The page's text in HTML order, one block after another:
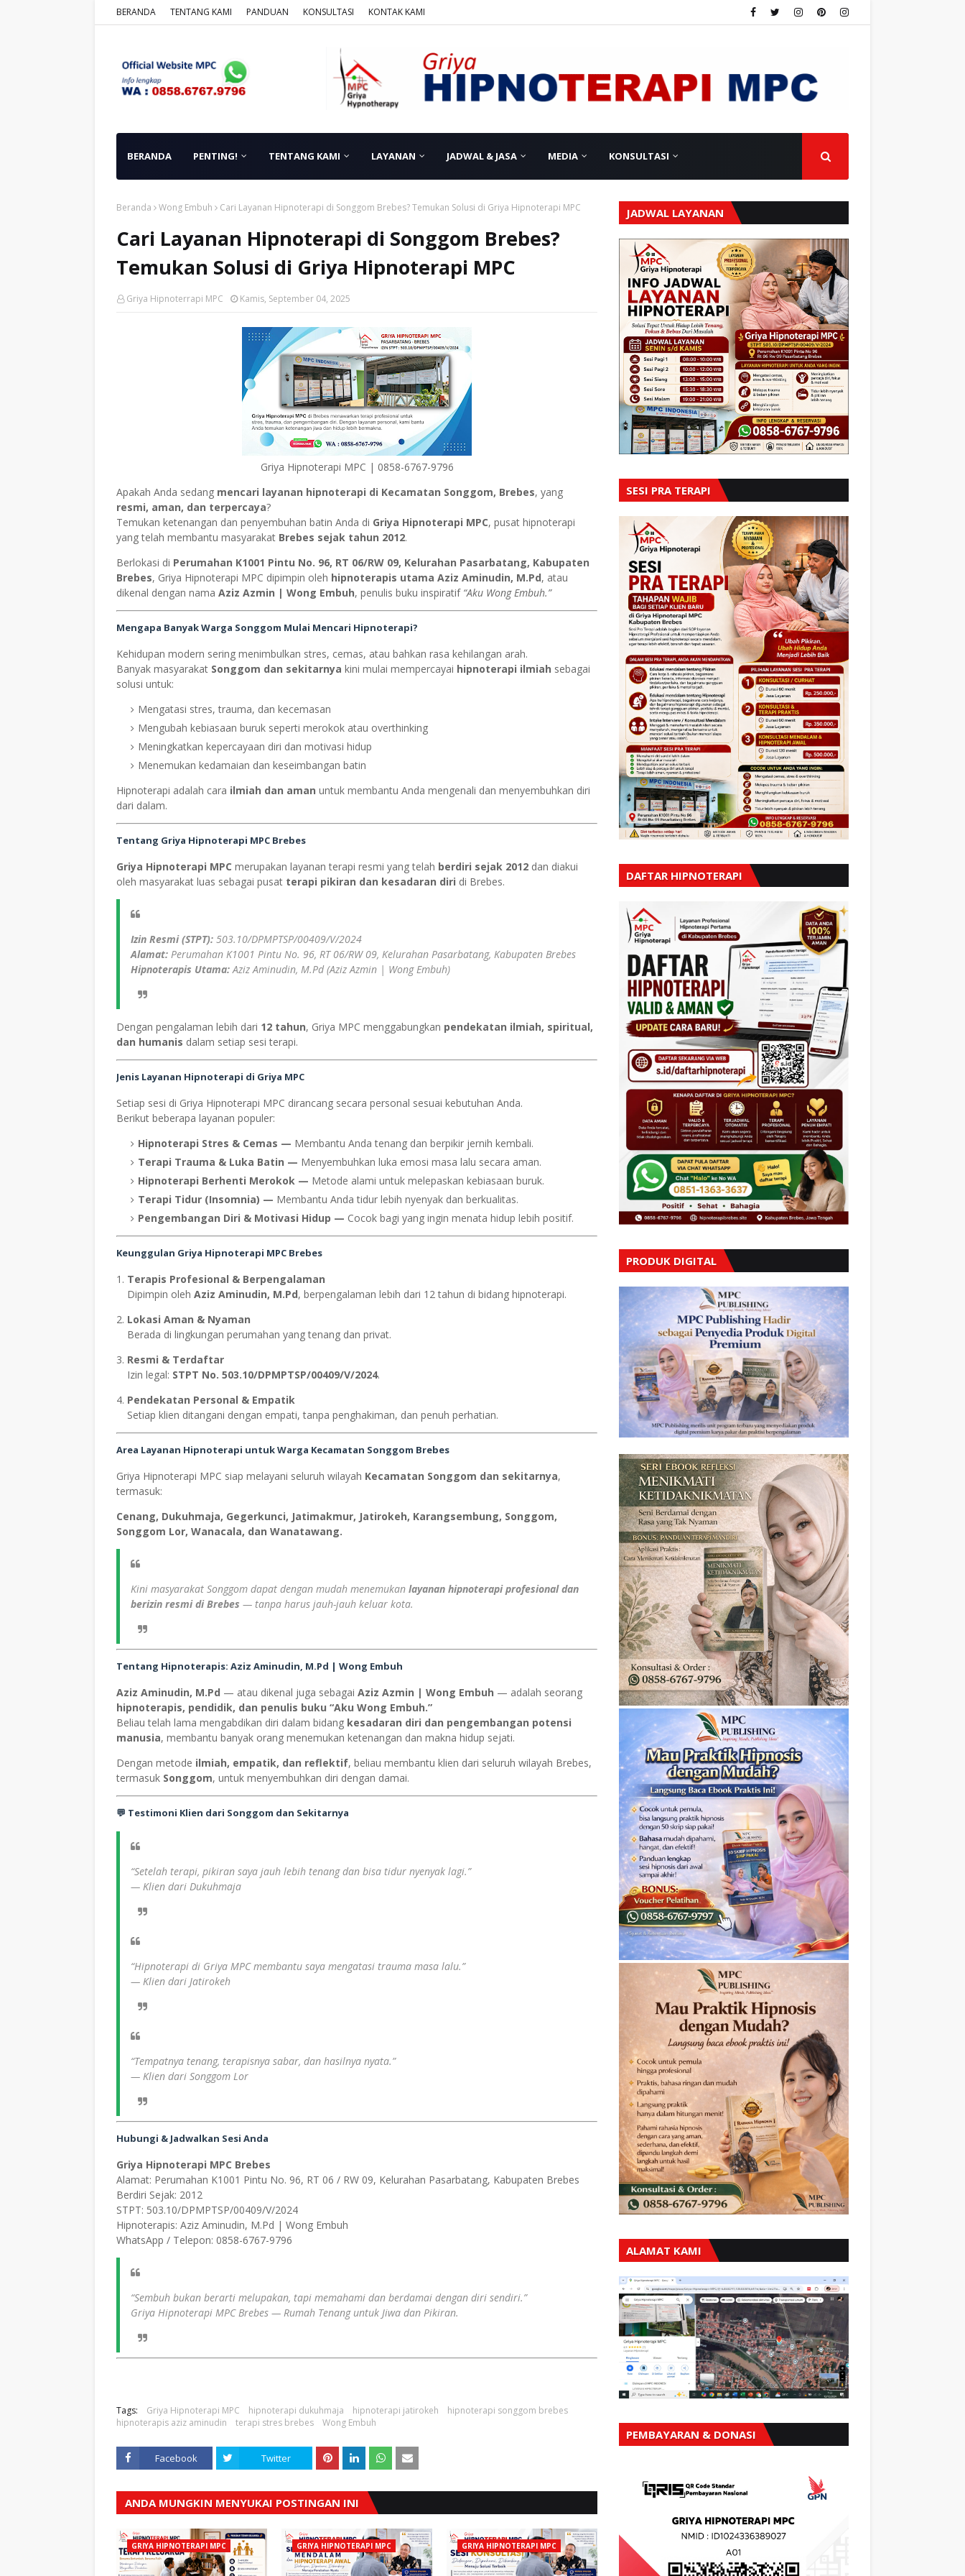
BERANDA TENTANG KAMI PANDUAN KONSULTASI KONTAK KAMI
BERANDA PENTING! TENTANG KAMI LAYANAN JADWAL & JASA MEDIA KONSULTASI
Beranda Wong Embuh Cari Layanan Hipnoterapi di Songgom Brebes? Temukan Solusi di Griya Hipnoterapi MPC
Cari Layanan Hipnoterapi di Songgom Brebes?
Temukan Solusi di Griya Hipnoterapi MPC
Griya Hipnoterrapi MPC Kamis, September 04, 2025
Griya Hipnoterapi MPC | 0858-6767-9796
Apakah Anda sedang mencari layanan hipnoterapi di Kecamatan Songgom, Brebes, yang
resmi, aman, dan terpercaya?
Temukan ketenangan dan penyembuhan batin Anda di Griya Hipnoterapi MPC, pusat hipnoterapi
yang telah membantu masyarakat Brebes sejak tahun 2012.
Berlokasi di Perumahan K1001 Pintu No. 96, RT 06/RW 09, Kelurahan Pasarbatang, Kabupaten
Brebes, Griya Hipnoterapi MPC dipimpin oleh hipnoterapis utama Aziz Aminudin, M.Pd, atau
dikenal dengan nama Aziz Azmin | Wong Embuh, penulis buku inspiratif “Aku Wong Embuh.”
Mengapa Banyak Warga Songgom Mulai Mencari Hipnoterapi?
Kehidupan modern sering menimbulkan stres, cemas, atau bahkan rasa kehilangan arah.
Banyak masyarakat Songgom dan sekitarnya kini mulai mempercayai hipnoterapi ilmiah sebagai
solusi untuk:
Mengatasi stres, trauma, dan kecemasan
Mengubah kebiasaan buruk seperti merokok atau overthinking
Meningkatkan kepercayaan diri dan motivasi hidup
Menemukan kedamaian dan keseimbangan batin
Hipnoterapi adalah cara ilmiah dan aman untuk membantu Anda mengenali dan menyembuhkan diri
dari dalam.
Tentang Griya Hipnoterapi MPC Brebes
Griya Hipnoterapi MPC merupakan layanan terapi resmi yang telah berdiri sejak 2012 dan diakui
oleh masyarakat luas sebagai pusat terapi pikiran dan kesadaran diri di Brebes.
Izin Resmi (STPT): 503.10/DPMPTSP/00409/V/2024
Alamat: Perumahan K1001 Pintu No. 96, RT 06/RW 09, Kelurahan Pasarbatang, Kabupaten Brebes
Hipnoterapis Utama:Aziz Aminudin, M.Pd (Aziz Azmin | Wong Embuh)
Dengan pengalaman lebih dari 12 tahun, Griya MPC menggabungkan pendekatan ilmiah, spiritual,
dan humanis dalam setiap sesi terapi.
Jenis Layanan Hipnoterapi di Griya MPC
Setiap sesi di Griya Hipnoterapi MPC dirancang secara personal sesuai kebutuhan Anda.
Berikut beberapa layanan populer:
Hipnoterapi Stres & Cemas — Membantu Anda tenang dan berpikir jernih kembali.
Terapi Trauma & Luka Batin — Menyembuhkan luka emosi masa lalu secara aman.
Hipnoterapi Berhenti Merokok — Metode alami untuk melepaskan kebiasaan buruk.
Terapi Tidur (Insomnia) — Membantu Anda tidur lebih nyenyak dan berkualitas.
Pengembangan Diri & Motivasi Hidup — Cocok bagi yang ingin menata hidup lebih positif.
Keunggulan Griya Hipnoterapi MPC Brebes
Terapis Profesional & Berpengalaman
Dipimpin oleh Aziz Aminudin, M.Pd, berpengalaman lebih dari 12 tahun di bidang hipnoterapi.
Lokasi Aman & Nyaman
Berada di lingkungan perumahan yang tenang dan privat.
Resmi & Terdaftar
Izin legal: STPT No. 503.10/DPMPTSP/00409/V/2024.
Pendekatan Personal & Empatik
Setiap klien ditangani dengan empati, tanpa penghakiman, dan penuh perhatian.
Area Layanan Hipnoterapi untuk Warga Kecamatan Songgom Brebes
Griya Hipnoterapi MPC siap melayani seluruh wilayah Kecamatan Songgom dan sekitarnya,
termasuk:
Cenang, Dukuhmaja, Gegerkunci, Jatimakmur, Jatirokeh, Karangsembung, Songgom,
Songgom Lor, Wanacala, dan Wanatawang.
Kini masyarakat Songgom dapat dengan mudah menemukan layanan hipnoterapi profesional dan
berizin resmi di Brebes — tanpa harus jauh-jauh keluar kota.
Tentang Hipnoterapis: Aziz Aminudin, M.Pd | Wong Embuh
Aziz Aminudin, M.Pd — atau dikenal juga sebagai Aziz Azmin | Wong Embuh — adalah seorang
hipnoterapis, pendidik, dan penulis buku “Aku Wong Embuh.”
Beliau telah lama mengabdikan diri dalam bidang kesadaran diri dan pengembangan potensi
manusia, membantu banyak orang menemukan ketenangan dan makna hidup sejati.
Dengan metode ilmiah, empatik, dan reflektif, beliau membantu klien dari seluruh wilayah Brebes,
termasuk Songgom, untuk menyembuhkan diri dengan damai.
💬 Testimoni Klien dari Songgom dan Sekitarnya
“Setelah terapi, pikiran saya jauh lebih tenang dan bisa tidur nyenyak lagi.”
— Klien dari Dukuhmaja
“Hipnoterapi di Griya MPC membantu saya mengatasi trauma masa lalu.”
— Klien dari Jatirokeh
“Tempatnya tenang, terapisnya sabar, dan hasilnya nyata.”
— Klien dari Songgom Lor
Hubungi & Jadwalkan Sesi Anda
Griya Hipnoterapi MPC Brebes
Alamat: Perumahan K1001 Pintu No. 96, RT 06 / RW 09, Kelurahan Pasarbatang, Kabupaten Brebes
Berdiri Sejak: 2012
STPT: 503.10/DPMPTSP/00409/V/2024
Hipnoterapis: Aziz Aminudin, M.Pd | Wong Embuh
WhatsApp / Telepon: 0858-6767-9796
“Sembuh bukan berarti melupakan, tapi memahami dan berdamai dengan diri sendiri.”
Griya Hipnoterapi MPC Brebes — Rumah Tenang untuk Jiwa dan Pikiran.
Tags: Griya Hipnoterapi MPC hipnoterapi dukuhmaja hipnoterapi jatirokeh
hipnoterapi songgom brebes
hipnoterapis aziz aminudin
terapi stres brebes Wong Embuh
Facebook Twitter
ANDA MUNGKIN MENYUKAI POSTINGAN INI
GRIYA HIPNOTERAPI MPC GRIYA HIPNOTERAPI MPC GRIYA HIPNOTERAPI MPC
JADWAL LAYANAN
SESI PRA TERAPI
DAFTAR HIPNOTERAPI
PRODUK DIGITAL
ALAMAT KAMI
PEMBAYARAN & DONASI